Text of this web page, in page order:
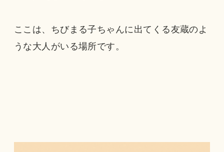
ここは、ちびまる子ちゃんに出てくる友蔵のよ
うな大人がいる場所です。